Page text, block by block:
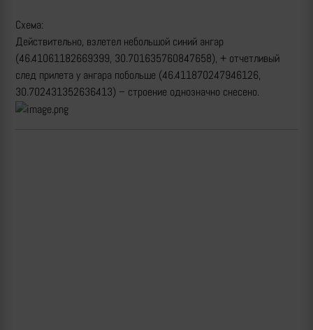
Схема:
Действительно, взлетел небольшой синий ангар
(46.41061182669399, 30.701635760847658), + отчетливый
след прилета у ангара побольше (46.411870247946126,
30.702431352636413) – строение однозначно снесено.